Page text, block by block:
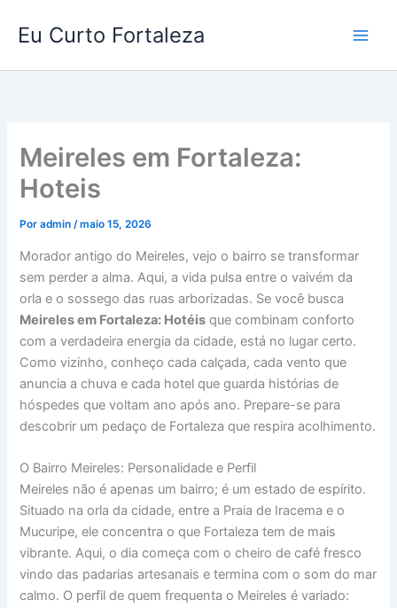
para
conteúdo
Eu Curto Fortaleza
Meireles em Fortaleza:
Hoteis
Poradmin/maio 15, 2026
Morador antigo do Meireles, vejo o bairro se transformar
sem perder a alma. Aqui, a vida pulsa entre o vaivém da
orla e o sossego das ruas arborizadas. Se você busca
Meireles em Fortaleza: Hotéis que combinam conforto
com a verdadeira energia da cidade, está no lugar certo.
Como vizinho, conheço cada calçada, cada vento que
anuncia a chuva e cada hotel que guarda histórias de
hóspedes que voltam ano após ano. Prepare-se para
descobrir um pedaço de Fortaleza que respira acolhimento.
O Bairro Meireles: Personalidade e Perfil
Meireles não é apenas um bairro; é um estado de espírito.
Situado na orla da cidade, entre a Praia de Iracema e o
Mucuripe, ele concentra o que Fortaleza tem de mais
vibrante. Aqui, o dia começa com o cheiro de café fresco
vindo das padarias artesanais e termina com o som do mar
calmo. O perfil de quem frequenta o Meireles é variado: